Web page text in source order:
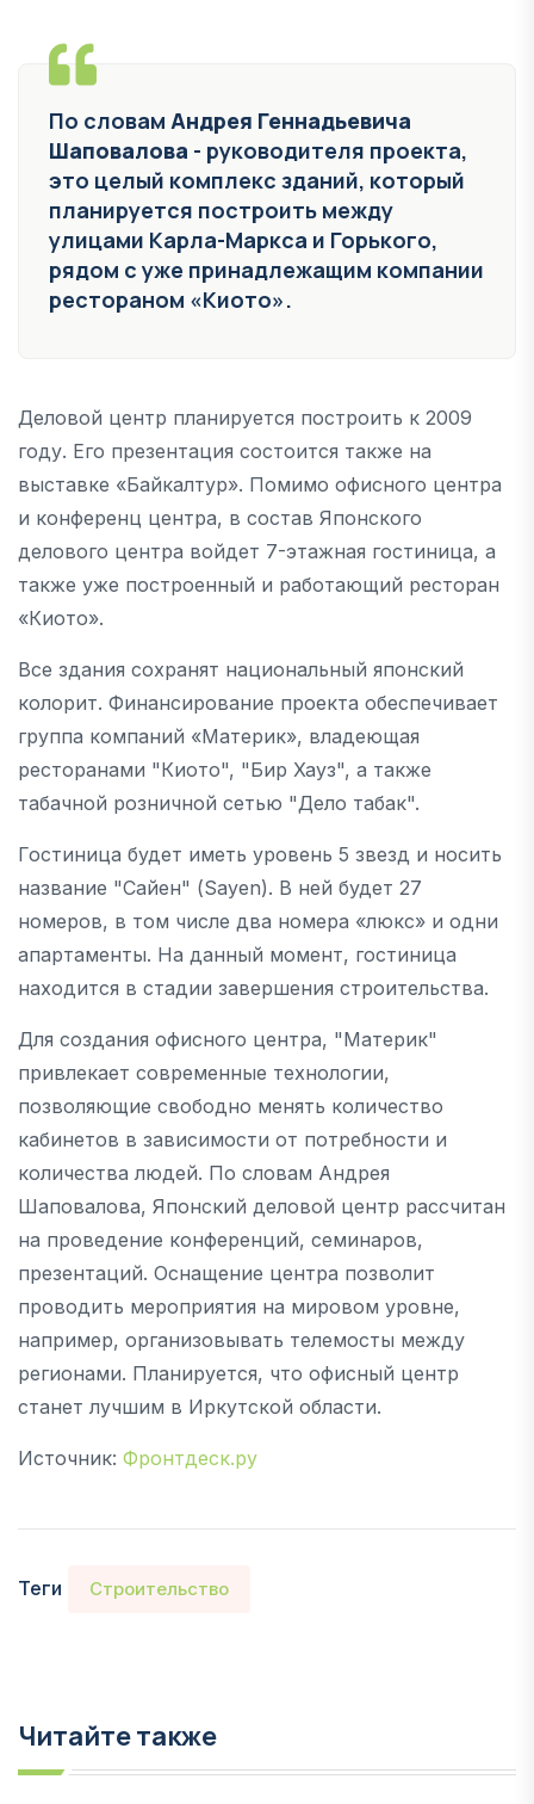
По словам Андрея Геннадьевича
Шаповалова - руководителя проекта,
это целый комплекс зданий, который
планируется построить между
улицами Карла-Маркса и Горького,
рядом с уже принадлежащим компании
рестораном «Киото».
Деловой центр планируется построить к 2009
году. Его презентация состоится также на
выставке «Байкалтур». Помимо офисного центра
и конференц центра, в состав Японского
делового центра войдет 7-этажная гостиница, а
также уже построенный и работающий ресторан
«Киото».
Все здания сохранят национальный японский
колорит. Финансирование проекта обеспечивает
группа компаний «Материк», владеющая
ресторанами "Киото", "Бир Хауз", а также
табачной розничной сетью "Дело табак".
Гостиница будет иметь уровень 5 звезд и носить
название "Сайен" (Sayen). В ней будет 27
номеров, в том числе два номера «люкс» и одни
апартаменты. На данный момент, гостиница
находится в стадии завершения строительства.
Для создания офисного центра, "Материк"
привлекает современные технологии,
позволяющие свободно менять количество
кабинетов в зависимости от потребности и
количества людей. По словам Андрея
Шаповалова, Японский деловой центр рассчитан
на проведение конференций, семинаров,
презентаций. Оснащение центра позволит
проводить мероприятия на мировом уровне,
например, организовывать телемосты между
регионами. Планируется, что офисный центр
станет лучшим в Иркутской области.
Источник: Фронтдеск.ру
Теги Строительство
Читайте также